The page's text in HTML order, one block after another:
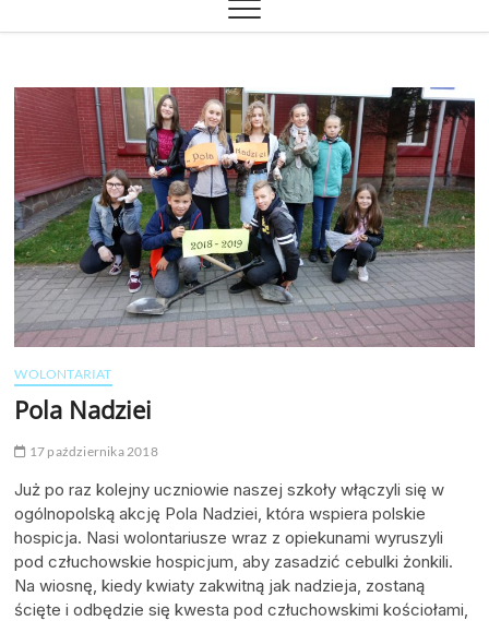
WOLONTARIAT
Pola Nadziei
17 października 2018
Już po raz kolejny uczniowie naszej szkoły włączyli się w
ogólnopolską akcję Pola Nadziei, która wspiera polskie
hospicja. Nasi wolontariusze wraz z opiekunami wyruszyli
pod człuchowskie hospicjum, aby zasadzić cebulki żonkili.
Na wiosnę, kiedy kwiaty zakwitną jak nadzieja, zostaną
ścięte i odbędzie się kwesta pod człuchowskimi kościołami,